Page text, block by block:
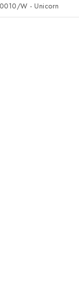
W - Unicorn